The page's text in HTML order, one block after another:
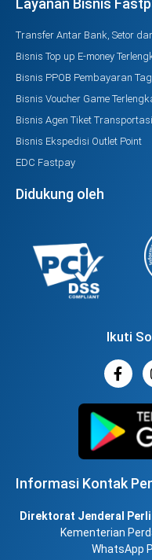
Transfer Antar Bank, Setor
Bisnis Top up E-money
Bisnis PPOB Pembayaran
Bisnis Voucher Game
Bisnis Agen Tiket Transportasi
Bisnis Ekspedisi Outlet Point
EDC Fastpay
Didukung oleh
Ikuti
Informasi Kontak
Direktorat Jenderal
Kementerian
WhatsApp